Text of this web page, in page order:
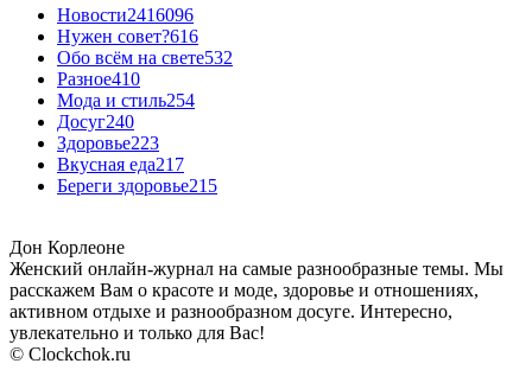
Новости2416096
Нужен совет?616
Обо всём на свете532
Разное410
Мода и стиль254
Досуг240
Здоровье223
Вкусная еда217
Береги здоровье215
Дон Корлеоне
Женский онлайн-журнал на самые разнообразные темы. Мы
расскажем Вам о красоте и моде, здоровье и отношениях,
активном отдыхе и разнообразном досуге. Интересно,
увлекательно и только для Вас!
© Clockchok.ru